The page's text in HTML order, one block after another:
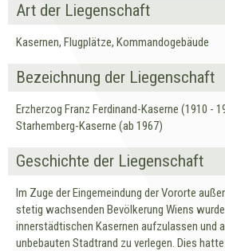
Art der Liegenschaft
Kasernen, Flugplätze, Kommandogebäude
Bezeichnung der Liegenschaft
Erzherzog Franz Ferdinand-Kaserne (1910 -
Starhemberg-Kaserne (ab 1967)
Geschichte der Liegenschaft
Im Zuge der Eingemeindung der Vororte
stetig wachsenden Bevölkerung Wiens
innerstädtischen Kasernen aufzulassen und
unbebauten Stadtrand zu verlegen. Dies